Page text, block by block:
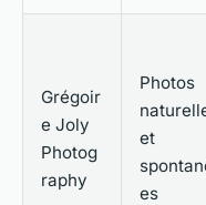
Grégoir
e Joly
Photog
raphy
Photos
et
es